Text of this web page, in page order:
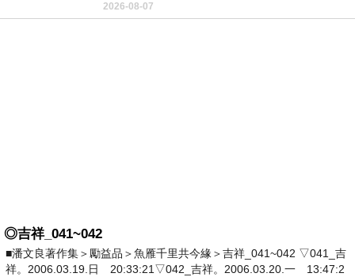
有戰懼等候審判和那燒滅眾敵人的烈火
2026-08-07
◎吉祥_041~042
■潘文良著作集＞勵益品＞魚雁千里共今緣＞吉祥_041~042 ▽041_吉
祥。2006.03.19.日 20:33:21▽042_吉祥。2006.03.20.一 13:47:2